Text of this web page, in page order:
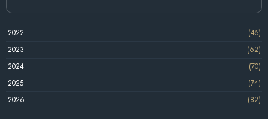
2022
(45)
2023
(62)
2024
(70)
2025
(74)
2026
(82)